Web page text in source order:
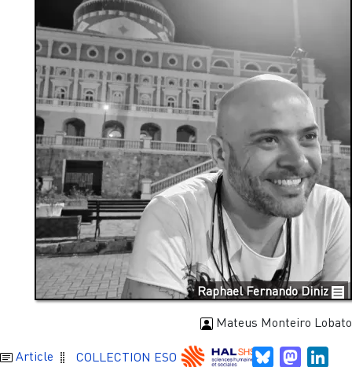
Raphael Fernando Diniz
Mateus Monteiro Lobato
Article COLLECTION ESO Bluesky